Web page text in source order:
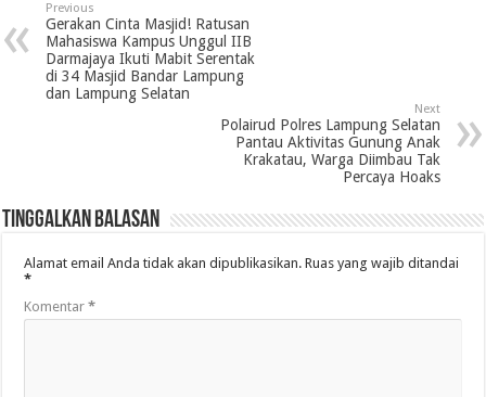
Previous
Gerakan Cinta Masjid! Ratusan
Mahasiswa Kampus Unggul IIB
Darmajaya Ikuti Mabit Serentak
di 34 Masjid Bandar Lampung
dan Lampung Selatan
Next
Polairud Polres Lampung Selatan
Pantau Aktivitas Gunung Anak
Krakatau, Warga Diimbau Tak
Percaya Hoaks
Tinggalkan Balasan
Alamat email Anda tidak akan dipublikasikan. Ruas yang wajib ditandai
*
Komentar*